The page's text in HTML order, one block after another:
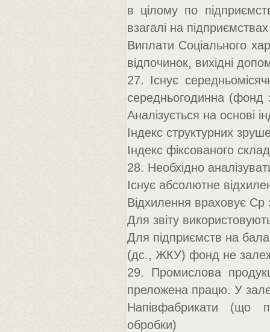
в цілому по
взагалі на
Виплати Соціального
відпочинок, вихідні
27. Існує
середньогодинна (фонд
Аналізується на основі
Індекс структурних
Індекс фіксованого
28. Необхідно
Існує абсолютне
Відхилення враховує Ср
Для звіту
Для підприємств на
(дс., ЖКУ) фонд не
29. Промислова
преложена працю. У
Напівфабрикати (що
обробки)